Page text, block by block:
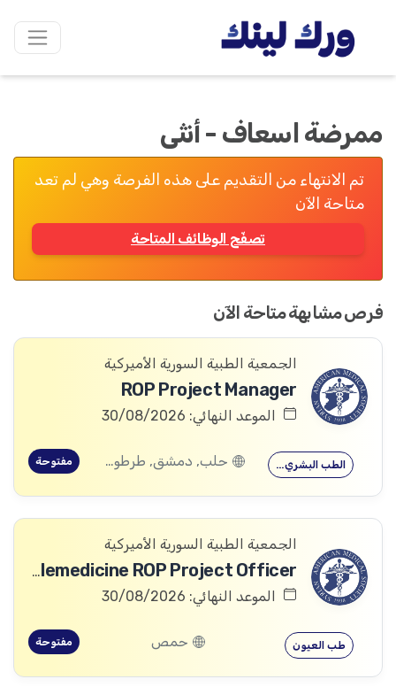
ممرضة اسعاف - أنثى
تم الانتهاء من التقديم على هذه الفرصة وهي لم تعد
متاحة الآن
تصفّح الوظائف المتاحة
فرص مشابهة متاحة الآن
الجمعية الطبية السورية الأميركية
ROP Project Manager
الموعد النهائي: 30/08/2026
الطب البشري… حلب, دمشق, طرطوس, ريف دمشق, ديرالزور, درعا, السويداء, إدلب, القنيطرة, اللاذقية, الرقة, حمص, الحسكة, حماة مفتوحة
الجمعية الطبية السورية الأميركية
Telemedicine ROP Project Officer
الموعد النهائي: 30/08/2026
طب العيون حمص مفتوحة